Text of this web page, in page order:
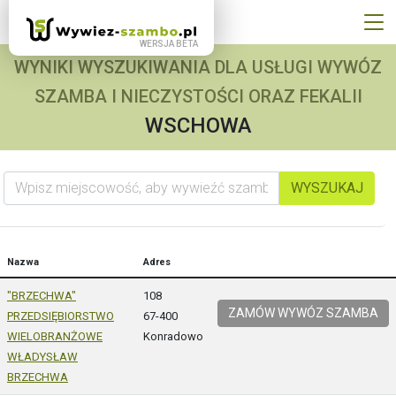
WYNIKI WYSZUKIWANIA DLA USŁUGI WYWÓZ
SZAMBA I NIECZYSTOŚCI ORAZ FEKALII
WSCHOWA
Wpisz miejscowość, aby wywieźć szambo
WYSZUKAJ
Nazwa Adres
"BRZECHWA"
PRZEDSIĘBIORSTWO
WIELOBRANŻOWE
WŁADYSŁAW
BRZECHWA
108
67-400
Konradowo
ZAMÓW WYWÓZ SZAMBA